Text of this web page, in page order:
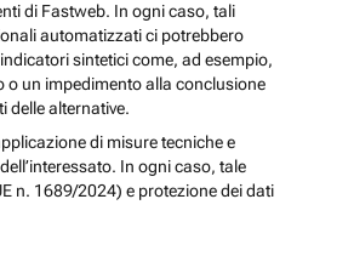
di Fastweb. In ogni caso, tali
automatizzati ci potrebbero
sintetici come, ad esempio,
o un impedimento alla conclusione
delle alternative.
di misure tecniche e
In ogni caso, tale
n. 1689/2024) e protezione dei dati